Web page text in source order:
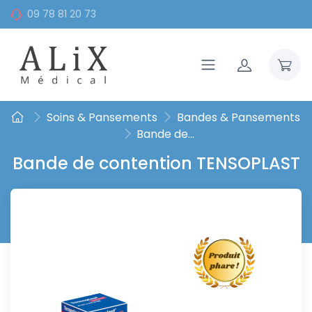
09 78 81 20 73
Soins & Pansements
Bandes & Pansements
Bande de...
Bande de contention TENSOPLAST